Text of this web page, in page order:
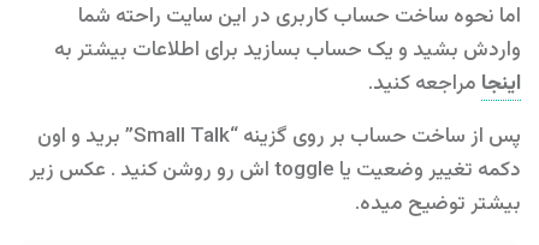
اما نحوه ساخت حساب کاربری در این سایت راحته شما
واردش بشید و یک حساب بسازید برای اطلاعات بیشتر به
اینجا مراجعه کنید.
پس از ساخت حساب بر روی گزینه “Small Talk” برید و اون
دکمه تغییر وضعیت یا toggle اش رو روشن کنید . عکس زیر
بیشتر توضیح میده.